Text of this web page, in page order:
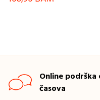
Online podrška
časova